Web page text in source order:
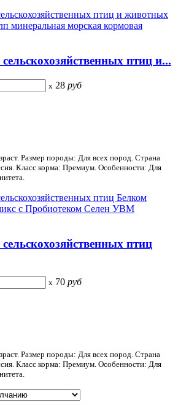
птиц и...
x 28 руб
Размер породы: Для всех пород. Страна
Класс корма: Премиум. Особенности: Для
птиц
x 70 руб
Размер породы: Для всех пород. Страна
Класс корма: Премиум. Особенности: Для